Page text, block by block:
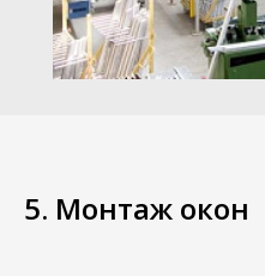
5. Монтаж окон